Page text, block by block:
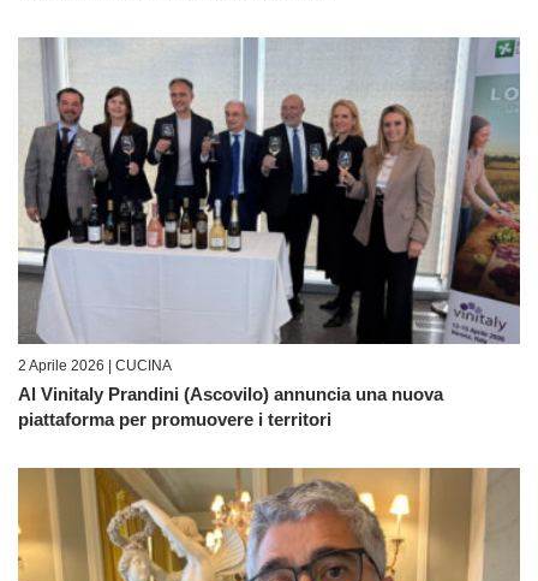
2 Aprile 2026 | CUCINA
Al Vinitaly Prandini (Ascovilo) annuncia una nuova
piattaforma per promuovere i territori